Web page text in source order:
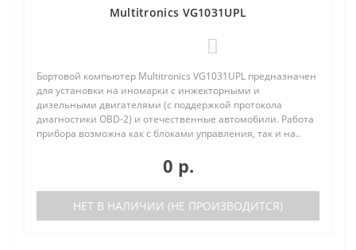
Multitronics VG1031UPL
Бортовой компьютер Multitronics VG1031UPL предназначен
для установки на иномарки с инжекторными и
дизельными двигателями (с поддержкой протокола
диагностики OBD-2) и отечественные автомобили. Работа
прибора возможна как с блоками управления, так и на..
0 р.
НЕТ В НАЛИЧИИ (НЕ ПРОИЗВОДИТСЯ)